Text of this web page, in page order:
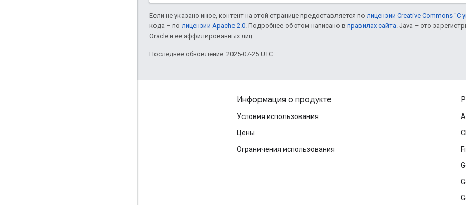
Если не указано иное, контент на этой странице предоставляется по лицензии Creative Commons "С
кода – по лицензии Apache 2.0 . Подробнее об этом написано в правилах сайта . Java – это
Oracle и ее аффилированных лиц.
Последнее обновление: 2025-07-25 UTC.
Информация о продукте
Условия использования
Цены
Ограничения использования